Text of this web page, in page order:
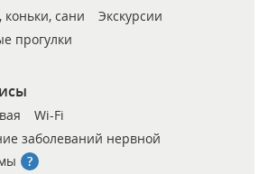
сани
Экскурсии
прогулки
Wi-Fi
заболеваний нервной